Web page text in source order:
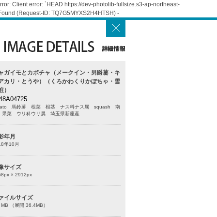
Client error: `HEAD https://dev-photolib-fullsize.s3-ap-northeast-
(Request-ID: TQ7G5MYXS2H4HTSH) -
ガイモとカボチャ（メークイン・男爵薯・キ
カリ・とうや）（くろかわくりかぼちゃ・雪
）
馬鈴薯 根菜 根茎 ナス科ナス属 squash 南
菜 ウリ科ウリ属 埼玉県新座産
年月
年10月
サイズ
px × 2912px
イルサイズ
（展開 36.4MB）